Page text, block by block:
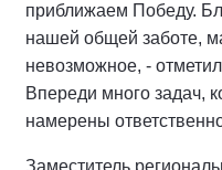
приближаем Победу.
нашей общей заботе,
невозможное, -
Впереди много задач,
намерены
Заместитель